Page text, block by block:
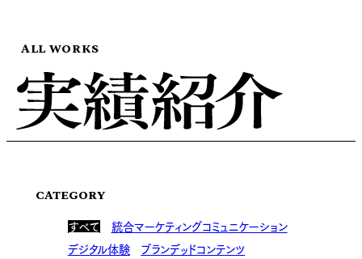
ALL WORKS
CATEGORY
すべて
統合マーケティングコミュニケーション
デジタル体験
ブランデッドコンテンツ